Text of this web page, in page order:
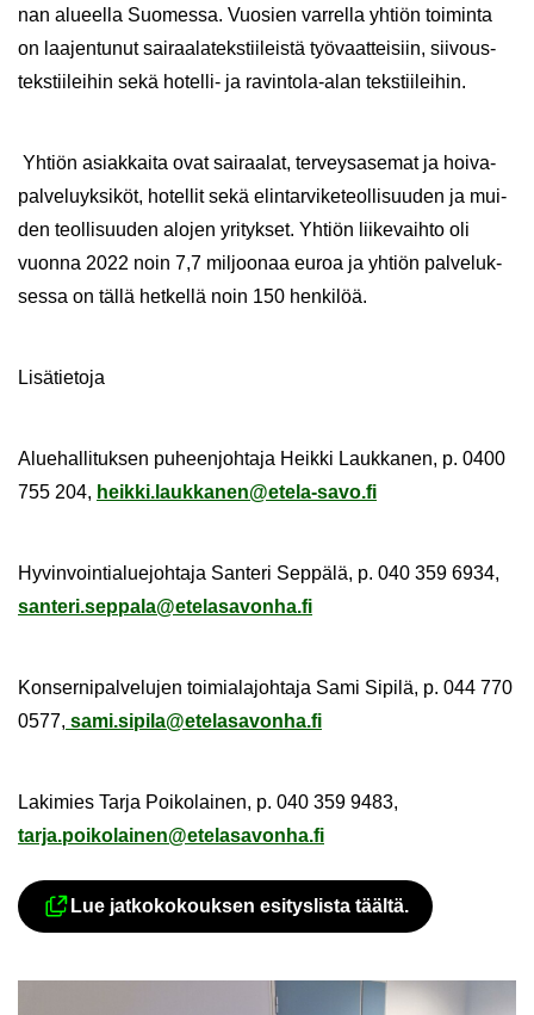
nan alu­eel­la Suo­mes­sa. Vuo­sien var­rel­la yh­tiön toi­min­ta
on laa­jen­tu­nut sai­raa­la­teks­tii­leis­tä työ­vaat­tei­siin, sii­vous­
teks­tii­lei­hin sekä hotelli-​ ja ravintola-​alan teks­tii­lei­hin.
Yh­tiön asiak­kai­ta ovat sai­raa­lat, ter­veys­a­se­mat ja hoi­va­
pal­ve­lu­yk­si­köt, ho­tel­lit sekä elin­tar­vi­ke­teol­li­suu­den ja mui­
den teol­li­suu­den alo­jen yri­tyk­set. Yh­tiön lii­ke­vaih­to oli
vuon­na 2022 noin 7,7 mil­joo­naa euroa ja yh­tiön pal­ve­luk­
ses­sa on tällä het­kel­lä noin 150 hen­ki­löä.
Li­sä­tie­to­ja
Alue­hal­li­tuk­sen pu­heen­joh­ta­ja Heik­ki Lauk­ka­nen, p. 0400
755 204, heik­ki.lauk­ka­nen@etela-​savo.fi
Hy­vin­voin­tia­lue­joh­ta­ja San­te­ri Sep­pä­lä, p. 040 359 6934,
san­te­ri.sep­pa­la@ete­la­sa­von­ha.fi
Kon­ser­ni­pal­ve­lu­jen toi­mia­la­joh­ta­ja Sami Si­pi­lä, p. 044 770
0577, sami.si­pi­la@ete­la­sa­von­ha.fi
La­ki­mies Tarja Poi­ko­lai­nen, p. 040 359 9483,
tarja.poi­ko­lai­nen@ete­la­sa­von­ha.fi
Ul­koi­nen pal­ve­lu avau­tuu uu­del­le
Lue jat­ko­ko­kouk­sen esi­tys­lis­ta tääl­tä.